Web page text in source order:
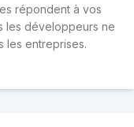
répondent à vos
les développeurs ne
les entreprises.